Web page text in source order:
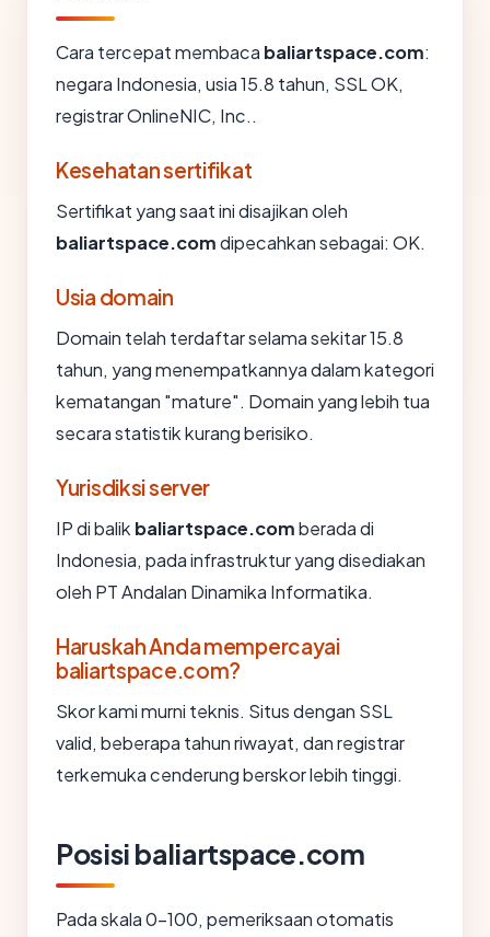
Cara tercepat membaca baliartspace.com:
negara Indonesia, usia 15.8 tahun, SSL OK,
registrar OnlineNIC, Inc..
Kesehatan sertifikat
Sertifikat yang saat ini disajikan oleh
baliartspace.comdipecahkan sebagai: OK.
Usia domain
Domain telah terdaftar selama sekitar 15.8
tahun, yang menempatkannya dalam kategori
kematangan "mature". Domain yang lebih tua
secara statistik kurang berisiko.
Yurisdiksi server
IP di balik baliartspace.comberada di
Indonesia, pada infrastruktur yang disediakan
oleh PT Andalan Dinamika Informatika.
Haruskah Anda mempercayai
baliartspace.com?
Skor kami murni teknis. Situs dengan SSL
valid, beberapa tahun riwayat, dan registrar
terkemuka cenderung berskor lebih tinggi.
Posisi baliartspace.com
Pada skala 0-100, pemeriksaan otomatis